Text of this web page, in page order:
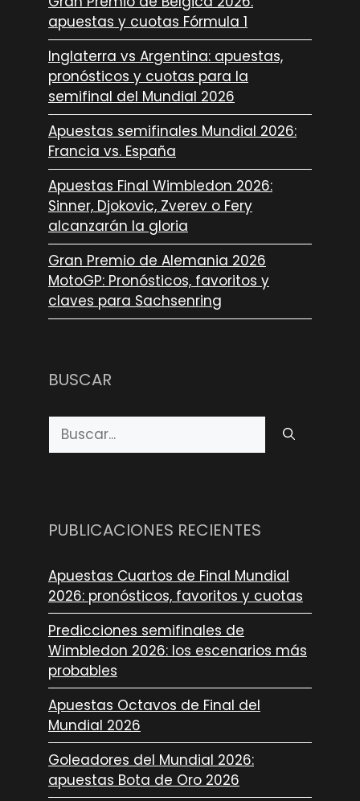
apuestas y cuotas Fórmula 1
Inglaterra vs Argentina: apuestas,
pronósticos y cuotas para la
semifinal del Mundial 2026
Apuestas semifinales Mundial 2026:
Francia vs. España
Apuestas Final Wimbledon 2026:
Sinner, Djokovic, Zverev o Fery
alcanzarán la gloria
Gran Premio de Alemania 2026
MotoGP: Pronósticos, favoritos y
claves para Sachsenring
BUSCAR
Buscar:
PUBLICACIONES RECIENTES
Apuestas Cuartos de Final Mundial
2026: pronósticos, favoritos y cuotas
Predicciones semifinales de
Wimbledon 2026: los escenarios más
probables
Apuestas Octavos de Final del
Mundial 2026
Goleadores del Mundial 2026:
apuestas Bota de Oro 2026